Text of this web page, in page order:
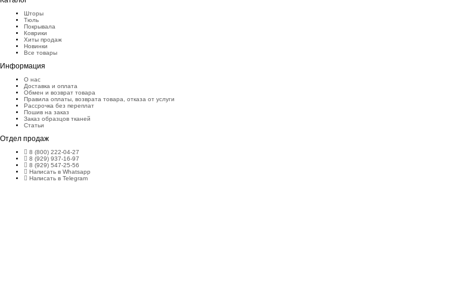
Шторы
Тюль
Покрывала
Коврики
Хиты продаж
Новинки
Все товары
Информация
О нас
Доставка и оплата
Обмен и возврат товара
Правила оплаты, возврата товара, отказа от услуги
Рассрочка без переплат
Пошив на заказ
Заказ образцов тканей
Статьи
Отдел продаж
8 (800) 222-04-27
8 (929) 937-16-97
8 (929) 547-25-56
Написать в Whatsapp
Написать в Telegram